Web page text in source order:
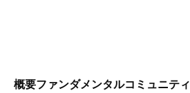
概要ファンダメンタルコミュニティ